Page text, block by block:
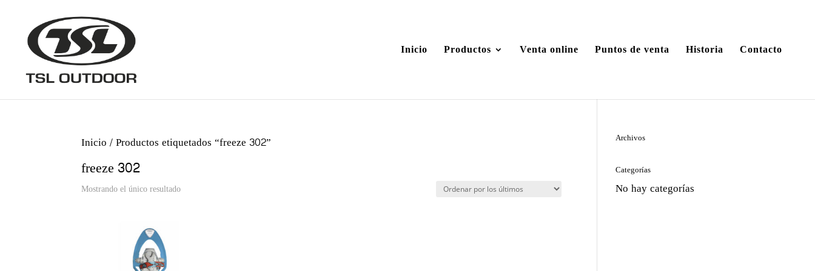
Inicio Productos Venta online Puntos de venta Historia Contacto
Inicio/ Productos etiquetados “freeze 302”
freeze 302
Mostrando el único resultado
Archivos
Categorías
No hay categorías